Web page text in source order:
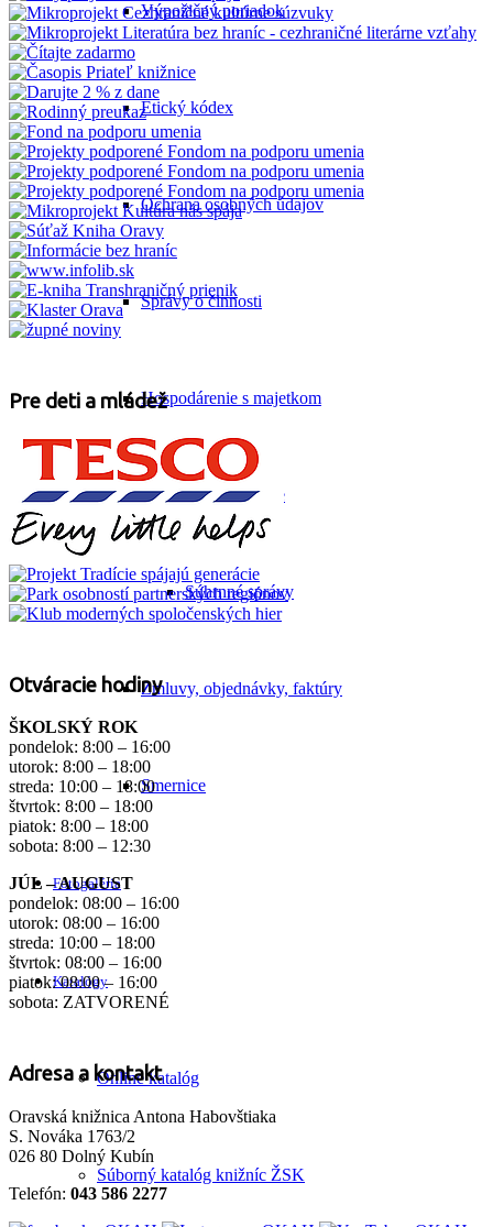
Výpožičný poriadok
Etický kódex
Ochrana osobných údajov
Správy o činnosti
Hospodárenie s majetkom
Verejné obstarávanie
Súhrnné správy
Zmluvy, objednávky, faktúry
Smernice
Fotogaléria
Katalógy
Online katalóg
Súborný katalóg knižníc ŽSK
Pre deti a mládež
Otváracie hodiny
ŠKOLSKÝ ROK
pondelok: 8:00 – 16:00
utorok: 8:00 – 18:00
streda: 10:00 – 18:00
štvrtok: 8:00 – 18:00
piatok: 8:00 – 18:00
sobota: 8:00 – 12:30
JÚL – AUGUST
pondelok: 08:00 – 16:00
utorok: 08:00 – 16:00
streda: 10:00 – 18:00
štvrtok: 08:00 – 16:00
piatok: 08:00 – 16:00
sobota: ZATVORENÉ
Adresa a kontakt
Oravská knižnica Antona Habovštiaka
S. Nováka 1763/2
026 80 Dolný Kubín
Telefón: 043 586 2277